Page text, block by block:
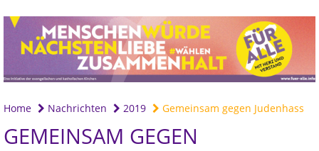
Home Nachrichten 2019 Gemeinsam gegen Judenhass
GEMEINSAM GEGEN